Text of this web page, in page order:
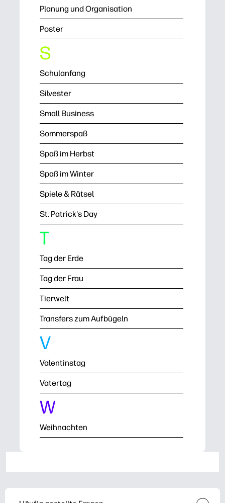
Planung und Organisation
Poster
S
Schulanfang
Silvester
Small Business
Sommerspaß
Spaß im Herbst
Spaß im Winter
Spiele & Rätsel
St. Patrick's Day
T
Tag der Erde
Tag der Frau
Tierwelt
Transfers zum Aufbügeln
V
Valentinstag
Vatertag
W
Weihnachten